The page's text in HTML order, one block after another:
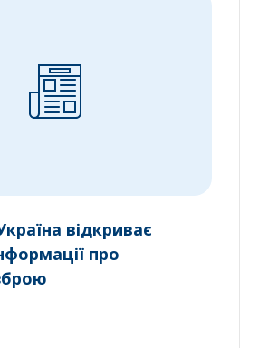
відкриває
про